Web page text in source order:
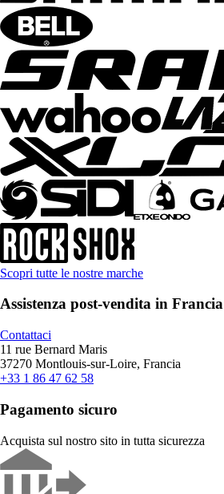
Scopri tutte le nostre marche
Assistenza post-vendita in Francia
Contattaci
11 rue Bernard Maris
37270 Montlouis-sur-Loire, Francia
+33 1 86 47 62 58
Pagamento sicuro
Acquista sul nostro sito in tutta sicurezza